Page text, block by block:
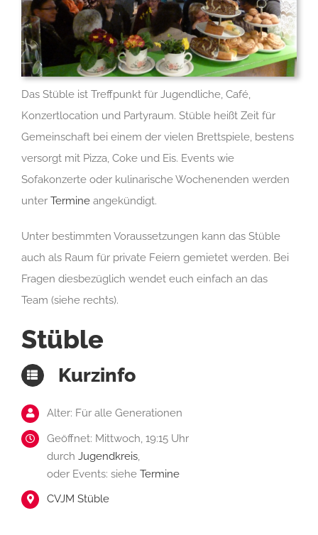
Das Stüble ist Treffpunkt für Jugendliche, Café,
Konzertlocation und Partyraum. Stüble heißt Zeit für
Gemeinschaft bei einem der vielen Brettspiele, bestens
versorgt mit Pizza, Coke und Eis. Events wie
Sofakonzerte oder kulinarische Wochenenden werden
unter Termineangekündigt.
Unter bestimmten Voraussetzungen kann das Stüble
auch als Raum für private Feiern gemietet werden. Bei
Fragen diesbezüglich wendet euch einfach an das
Team (siehe rechts).
Stüble
Kurzinfo
Alter: Für alle Generationen
Geöffnet: Mittwoch, 19:15 Uhr
durch Jugendkreis,
oder Events: siehe Termine
CVJM Stüble